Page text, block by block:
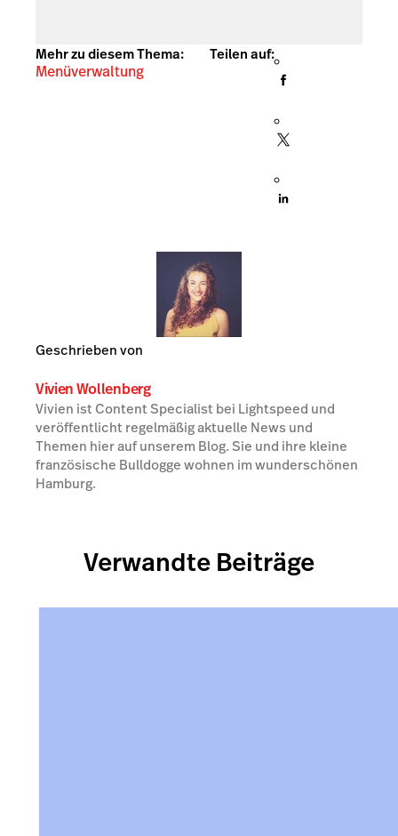
Mehr zu diesem Thema:
Menüverwaltung
Teilen auf:
Geschrieben von
Vivien Wollenberg
Vivien ist Content Specialist bei Lightspeed und
veröffentlicht regelmäßig aktuelle News und
Themen hier auf unserem Blog. Sie und ihre kleine
französische Bulldogge wohnen im wunderschönen
Hamburg.
Verwandte Beiträge